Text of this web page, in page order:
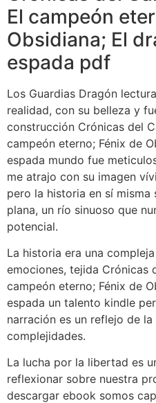
El campeón
Obsidiana; El
espada pdf
Los Guardias Dragón
realidad, con su belleza y
construcción Crónicas del
campeón eterno; Fénix de
espada mundo fue
me atrajo con su imagen
pero la historia en sí misma
plana, un río sinuoso que
potencial.
La historia era una
emociones, tejida Crónicas
campeón eterno; Fénix de
espada un talento kindle
narración es un reflejo de
complejidades.
La lucha por la libertad es
reflexionar sobre nuestra
descargar ebook somos